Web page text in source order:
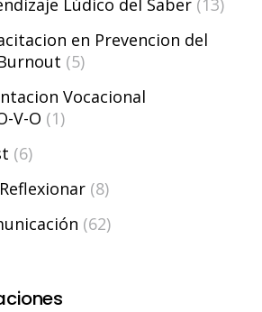
Lúdico del Saber (13)
en Prevencion del
(5)
Vocacional
V-O (1)
(6)
(8)
(62)